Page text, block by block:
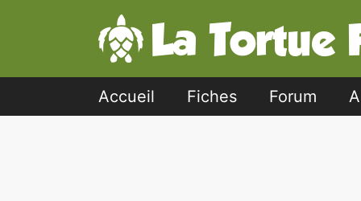
Accueil Fiches Forum